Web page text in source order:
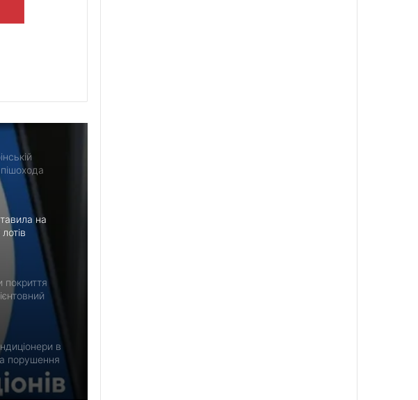
на
покриття
в
порушення